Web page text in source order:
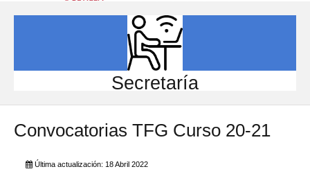
INVESTIGACIÓN
INTERNACIONAL
Directorio FCCE
Secretaría
Convocatorias TFG Curso 20-21
Última actualización: 18 Abril 2022